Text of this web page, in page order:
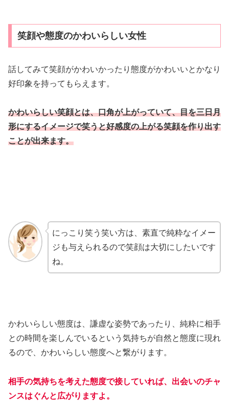
笑顔や態度のかわいらしい女性
話してみて笑顔がかわいかったり態度がかわいいとかなり
好印象を持ってもらえます。
かわいらしい笑顔とは、口角が上がっていて、目を三日月
形にするイメージで笑うと好感度の上がる笑顔を作り出す
ことが出来ます。
にっこり笑う笑い方は、素直で純粋なイメー
ジも与えられるので笑顔は大切にしたいです
ね。
かわいらしい態度は、謙虚な姿勢であったり、純粋に相手
との時間を楽しんでいるという気持ちが自然と態度に現れ
るので、かわいらしい態度へと繋がります。
相手の気持ちを考えた態度で接していれば、出会いのチャ
ンスはぐんと広がりますよ。